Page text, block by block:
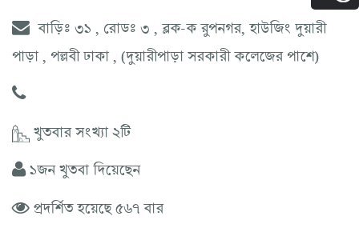
বাড়িঃ ৩১ , রোডঃ ৩ , ব্লক-ক রুপনগর, হাউজিং দুয়ারী
পাড়া , পল্লবী ঢাকা , (দুয়ারীপাড়া সরকারী কলেজের পাশে)
খুতবার সংখ্যা ২টি
১জন খুতবা দিয়েছেন
প্রদর্শিত হয়েছে ৫৬৭ বার